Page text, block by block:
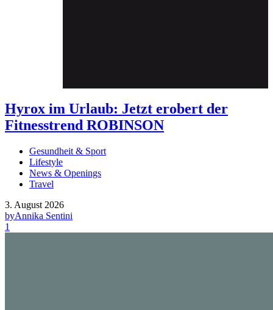
Hyrox im Urlaub: Jetzt erobert der
Fitnesstrend ROBINSON
Gesundheit & Sport
Lifestyle
News & Openings
Travel
3. August 2026
byAnnika Sentini
1